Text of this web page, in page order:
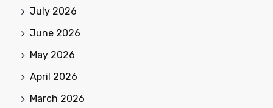
July 2026
June 2026
May 2026
April 2026
March 2026